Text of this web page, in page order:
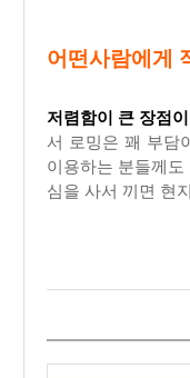
어떤사람에게
저렴함이 큰 장점
서 로밍은 꽤 부담
이용하는 분들께
심을 사서 끼면 현